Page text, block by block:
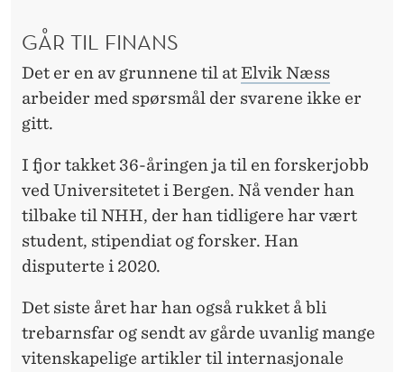
GÅR TIL FINANS
Det er en av grunnene til atElvik Næss
arbeider med spørsmål der svarene ikke er
gitt.
I fjor takket 36-åringen ja til en forskerjobb
ved Universitetet i Bergen. Nå vender han
tilbake til NHH, der han tidligere har vært
student, stipendiat og forsker. Han
disputerte i 2020.
Det siste året har han også rukket å bli
trebarnsfar og sendt av gårde uvanlig mange
vitenskapelige artikler til internasjonale